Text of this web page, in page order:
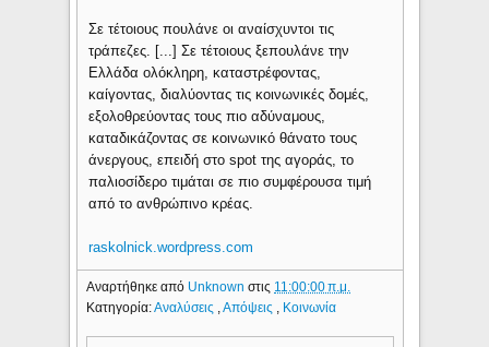
Σε τέτοιους πουλάνε οι αναίσχυντοι τις
τράπεζες. [...] Σε τέτοιους ξεπουλάνε την
Ελλάδα ολόκληρη, καταστρέφοντας,
καίγοντας, διαλύοντας τις κοινωνικές δομές,
εξολοθρεύοντας τους πιο αδύναμους,
καταδικάζοντας σε κοινωνικό θάνατο τους
άνεργους, επειδή στο spot της αγοράς, το
παλιοσίδερο τιμάται σε πιο συμφέρουσα τιμή
από το ανθρώπινο κρέας.
raskolnick.wordpress.com
Αναρτήθηκε από Unknownστις 11:00:00 π.μ.
Κατηγορία:Αναλύσεις ,Απόψεις Κοινωνία